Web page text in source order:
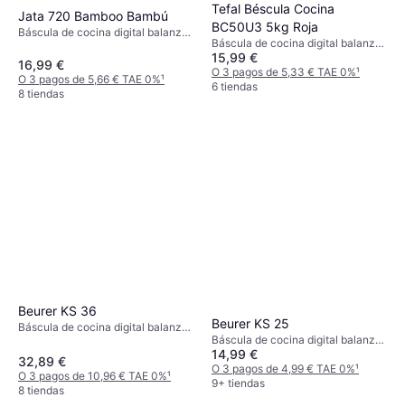
Jata 720 Bamboo Bambú
Báscula de cocina digital balanza
sobrecarga, Tara, Indicador de
batería, Temporizador, Peso
(máximo) 15kg, Otras unidades de
16,99 €
O 3 pagos de 5,66 € TAE 0%¹
8 tiendas
Tefal Béscula Cocina
BC50U3 5kg Roja
Báscula de cocina digital balanza
de cocina, Tara, Otras unidades de
medida: Gramo (g)
15,99 €
O 3 pagos de 5,33 € TAE 0%¹
6 tiendas
Beurer KS 36
Báscula de cocina digital balanza
Indicador de sobrecarga, Tara,
Apagado automático, Peso
(máximo) 2kg, Otras unidades de
32,89 €
O 3 pagos de 10,96 € TAE 0%¹
8 tiendas
Beurer KS 25
Báscula de cocina digital balanza
de cocina, Indicador de
sobrecarga, Tara, Apagado
automático, Apto para lavavajillas,
14,99 €
O 3 pagos de 4,99 € TAE 0%¹
9+ tiendas